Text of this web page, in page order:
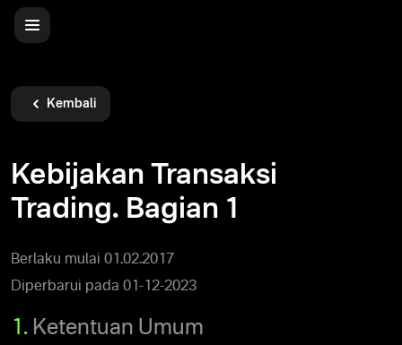
Kembali
Kebijakan Transaksi
Trading. Bagian 1
Berlaku mulai 01.02.2017
Diperbarui pada 01-12-2023
1. Ketentuan Umum